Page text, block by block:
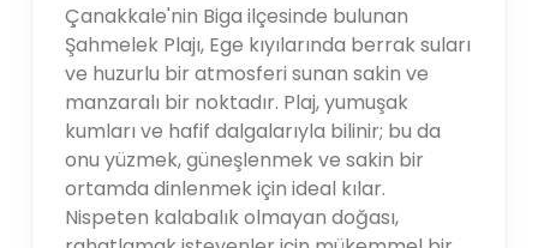
Çanakkale'nin Biga ilçesinde bulunan
Şahmelek Plajı, Ege kıyılarında berrak suları
ve huzurlu bir atmosferi sunan sakin ve
manzaralı bir noktadır. Plaj, yumuşak
kumları ve hafif dalgalarıyla bilinir; bu da
onu yüzmek, güneşlenmek ve sakin bir
ortamda dinlenmek için ideal kılar.
Nispeten kalabalık olmayan doğası,